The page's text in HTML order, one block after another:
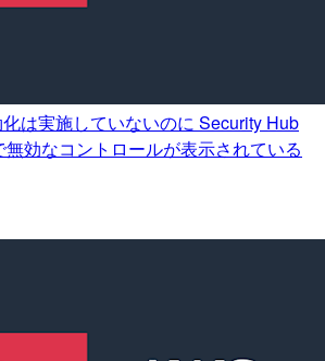
は実施していないのに Security Hub
効なコントロールが表示されている